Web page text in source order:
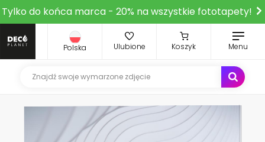
Tylko do końca marca - 20% na wszystkie fototapety!
Polska Ulubione Koszyk Menu